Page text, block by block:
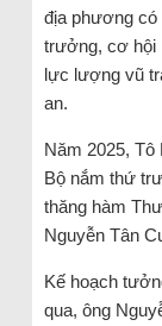
địa phương có
trưởng, cơ hội
lực lượng vũ
an.
Năm 2025, Tô
Bộ nắm thứ
thăng hàm
Nguyễn Tân
Kế hoạch
qua, ông